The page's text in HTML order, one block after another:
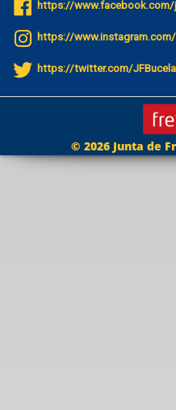
https://
https://
https://twitter.com/
© 2026 Junta de